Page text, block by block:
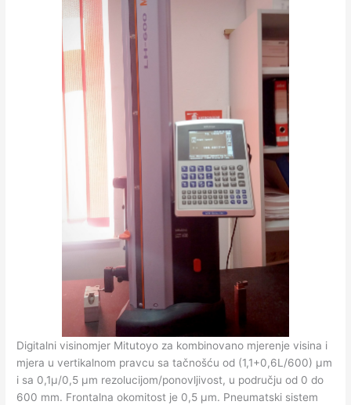
Digitalni visinomjer Mitutoyo za kombinovano mjerenje visina i
mjera u vertikalnom pravcu sa tačnošću od (1,1+0,6L/600) µm
i sa 0,1µ/0,5 µm rezolucijom/ponovljivost, u području od 0 do
600 mm. Frontalna okomitost je 0,5 µm. Pneumatski sistem